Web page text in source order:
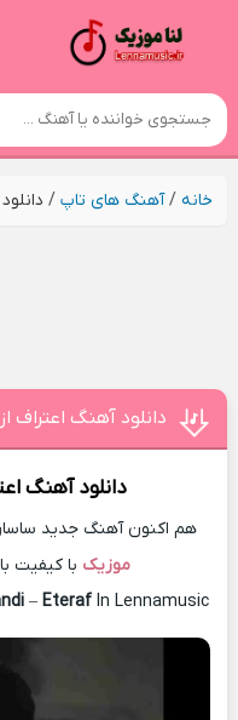
خانه/آهنگ های تاپ/
دانلود آهنگ اعتراف
دانلود آهنگ
هم اکنون آهنگ جدید
موزیک با کیفیت
– EterafIn Lennamusic